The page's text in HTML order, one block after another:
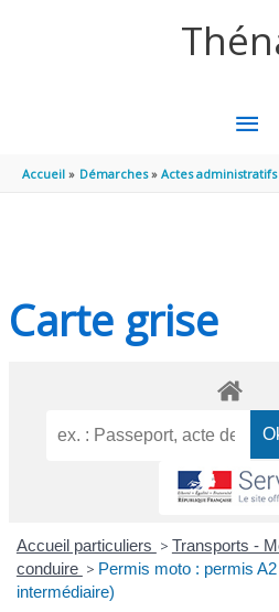
MENU
Accueil Démarches Actes administratifs
Carte grise
Accueil particuliers > Transports -
conduire > Permis moto : permis
intermédiaire)